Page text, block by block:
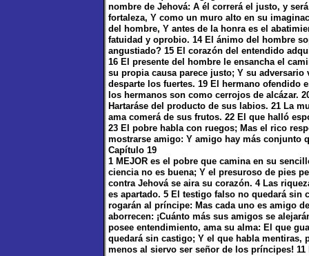
nombre de Jehová: A él correrá el justo, y
fortaleza, Y como un muro alto en su
del hombre, Y antes de la honra es el
fatuidad y oprobio. 14 El ánimo del hombre
angustiado? 15 El corazón del entendido
16 El presente del hombre le ensancha el
su propia causa parece justo; Y su
desparte los fuertes. 19 El hermano ofendido
los hermanos son como cerrojos de alcázar.
Hartaráse del producto de sus labios. 21 La
ama comerá de sus frutos. 22 El que halló
23 El pobre habla con ruegos; Mas el rico
mostrarse amigo: Y amigo hay más conjunto
Capítulo 19
1 MEJOR es el pobre que camina en su
ciencia no es buena; Y el presuroso de pies
contra Jehová se aira su corazón. 4 Las
es apartado. 5 El testigo falso no quedará sin
rogarán al príncipe: Mas cada uno es amigo
aborrecen: ¡Cuánto más sus amigos se
posee entendimiento, ama su alma: El que
quedará sin castigo; Y el que habla mentiras,
menos al siervo ser señor de los príncipes!